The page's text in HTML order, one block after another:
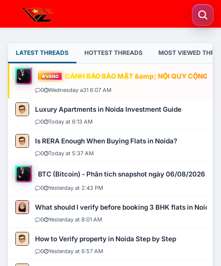
LATEST THREADS HOTTEST THREADS MOST VIEWED
VÀNG CẢNH BÁO BẢO MẬT &amp; NỘI QUY CỘNG
0 Wednesday a31 6:07 AM
Luxury Apartments in Noida Investment Guide
0 Today at 6:13 AM
Is RERA Enough When Buying Flats in Noida?
0 Today at 5:37 AM
BTC (Bitcoin) - Phân tích snapshot ngày 06/08/2026
0 Yesterday at 2:43 PM
What should I verify before booking 3 BHK flats in Noida?
0 Yesterday at 8:01 AM
How to Verify property in Noida Step by Step
0 Yesterday at 6:57 AM